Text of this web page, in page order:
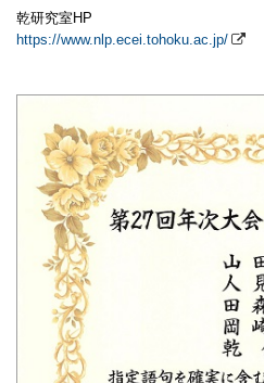
乾研究室HP
https://www.nlp.ecei.tohoku.ac.jp/